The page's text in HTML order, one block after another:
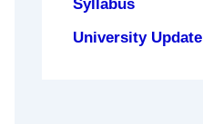
Syllabus
University Update